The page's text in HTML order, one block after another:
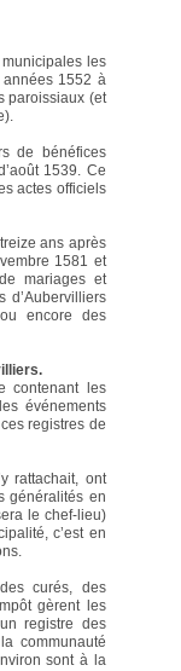
municipales les
1552 à
paroissiaux (et
de bénéfices
1539. Ce
actes officiels
ans après
1581 et
mariages et
d’Aubervilliers
encore des
contenant les
événements
registres de
rattachait, ont
généralités en
le chef-lieu)
c’est en
curés, des
gèrent les
registre des
communauté
sont à la